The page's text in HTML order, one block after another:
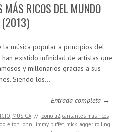
MÁS RICOS DEL MUNDO
(2013)
la música popular a principios del
existido infinidad de artistas que
y millonarios gracias a sus
Siendo los…
Entrada completa →
, MÚSICA // bono u2,cantantes mas ricos
,elton john, jimmy buffet, mick jagger rolling